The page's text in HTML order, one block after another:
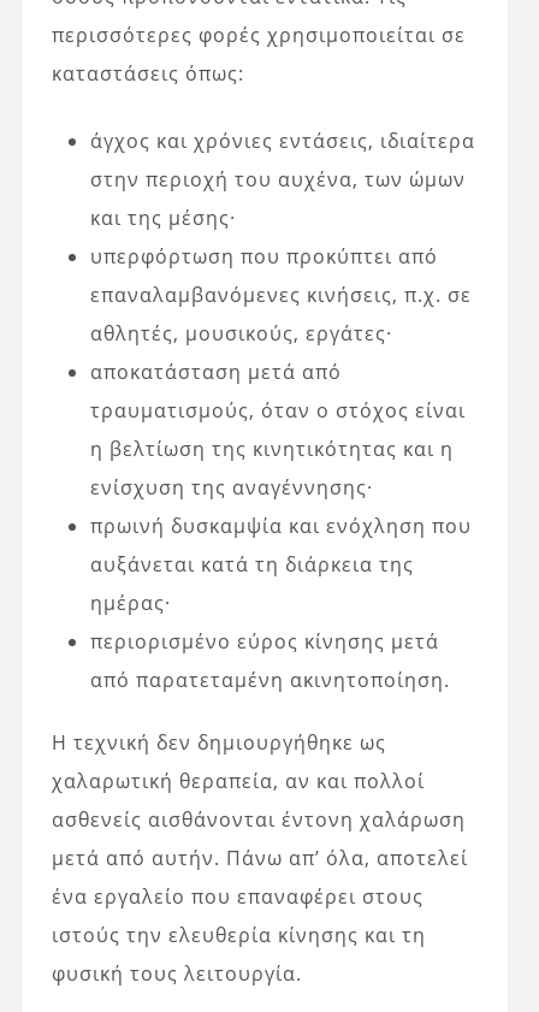
περισσότερες φορές χρησιμοποιείται σε
καταστάσεις όπως:
άγχος και χρόνιες εντάσεις, ιδιαίτερα
στην περιοχή του αυχένα, των ώμων
και της μέσης·
υπερφόρτωση που προκύπτει από
επαναλαμβανόμενες κινήσεις, π.χ. σε
αθλητές, μουσικούς, εργάτες·
αποκατάσταση μετά από
τραυματισμούς, όταν ο στόχος είναι
η βελτίωση της κινητικότητας και η
ενίσχυση της αναγέννησης·
πρωινή δυσκαμψία και ενόχληση που
αυξάνεται κατά τη διάρκεια της
ημέρας·
περιορισμένο εύρος κίνησης μετά
από παρατεταμένη ακινητοποίηση.
Η τεχνική δεν δημιουργήθηκε ως
χαλαρωτική θεραπεία, αν και πολλοί
ασθενείς αισθάνονται έντονη χαλάρωση
μετά από αυτήν. Πάνω απ’ όλα, αποτελεί
ένα εργαλείο που επαναφέρει στους
ιστούς την ελευθερία κίνησης και τη
φυσική τους λειτουργία.